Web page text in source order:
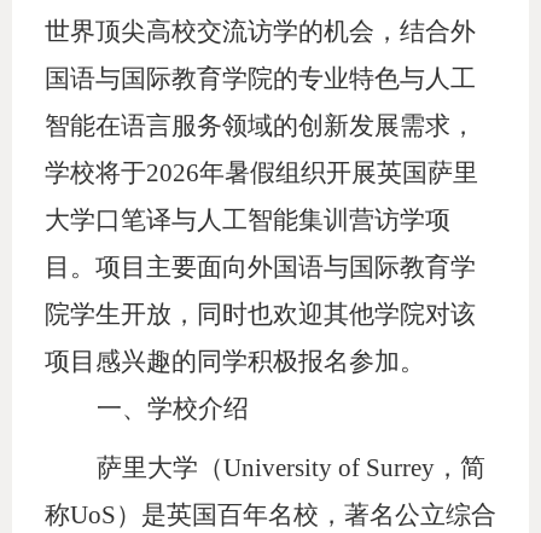
世界顶尖高校交流访学的机会，结合外
国语与国际教育学院的专业特色与人工
智能在语言服务领域的创新发展需求，
学校将于2026年暑假组织开展英国萨里
大学口笔译与人工智能集训营访学项
目。项目主要面向外国语与国际教育学
院学生开放，同时也欢迎其他学院对该
项目感兴趣的同学积极报名参加。
一、学校介绍
萨里大学（University of Surrey，简
称UoS）是英国百年名校，著名公立综合